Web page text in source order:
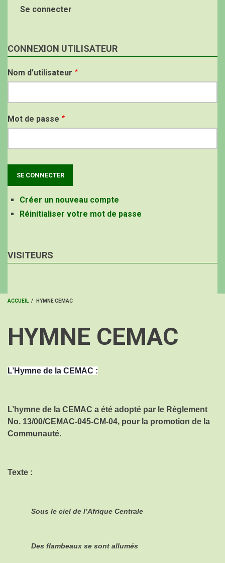
Se connecter
CONNEXION UTILISATEUR
Nom d'utilisateur
Mot de passe
Créer un nouveau compte
Réinitialiser votre mot de passe
VISITEURS
D'ARIANE
ACCUEIL / HYMNE CEMAC
HYMNE CEMAC
L’Hymne de la CEMAC :
L’hymne de la CEMAC a été adopté par le Règlement
No. 13/00/CEMAC-045-CM-04, pour la promotion de la
Communauté.
Texte :
Sous le ciel de l’Afrique Centrale
Des flambeaux se sont allumés